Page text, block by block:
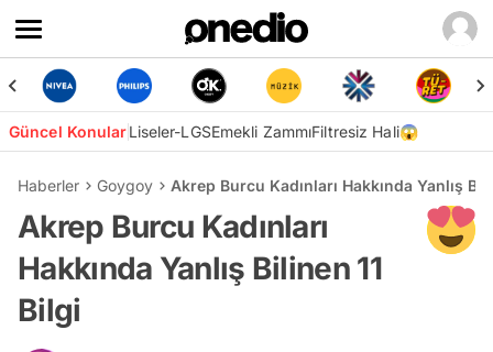
Güncel KonularLiseler-LGSEmekli ZammıFiltresiz Hali😱
Haberler Goygoy Akrep Burcu Kadınları Hakkında Yanlış
Akrep Burcu Kadınları
Hakkında Yanlış Bilinen 11
Bilgi